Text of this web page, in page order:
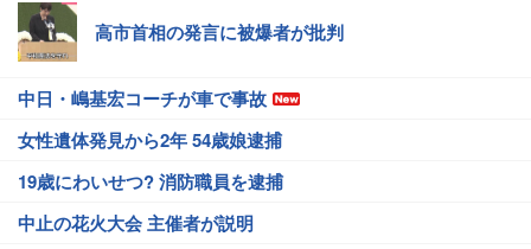
高市首相の発言に被爆者が批判
中日・嶋基宏コーチが車で事故
女性遺体発見から2年 54歳娘逮捕
19歳にわいせつ? 消防職員を逮捕
中止の花火大会 主催者が説明